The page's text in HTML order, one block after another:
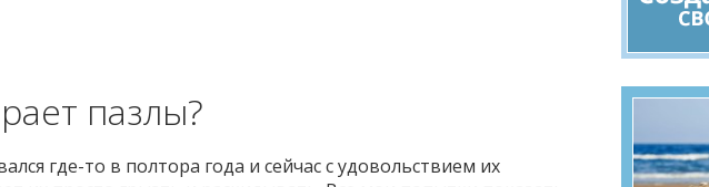
пазлы?
где-то в полтора года и сейчас с удовольствием их